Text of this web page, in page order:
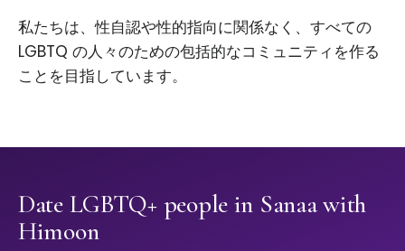
私たちは、性自認や性的指向に関係なく、すべての
LGBTQ の人々のための包括的なコミュニティを作る
ことを目指しています。
Date LGBTQ+ people in Sanaa with
Himoon